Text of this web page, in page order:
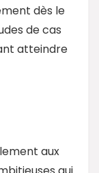
dès le
de cas
atteindre
aux